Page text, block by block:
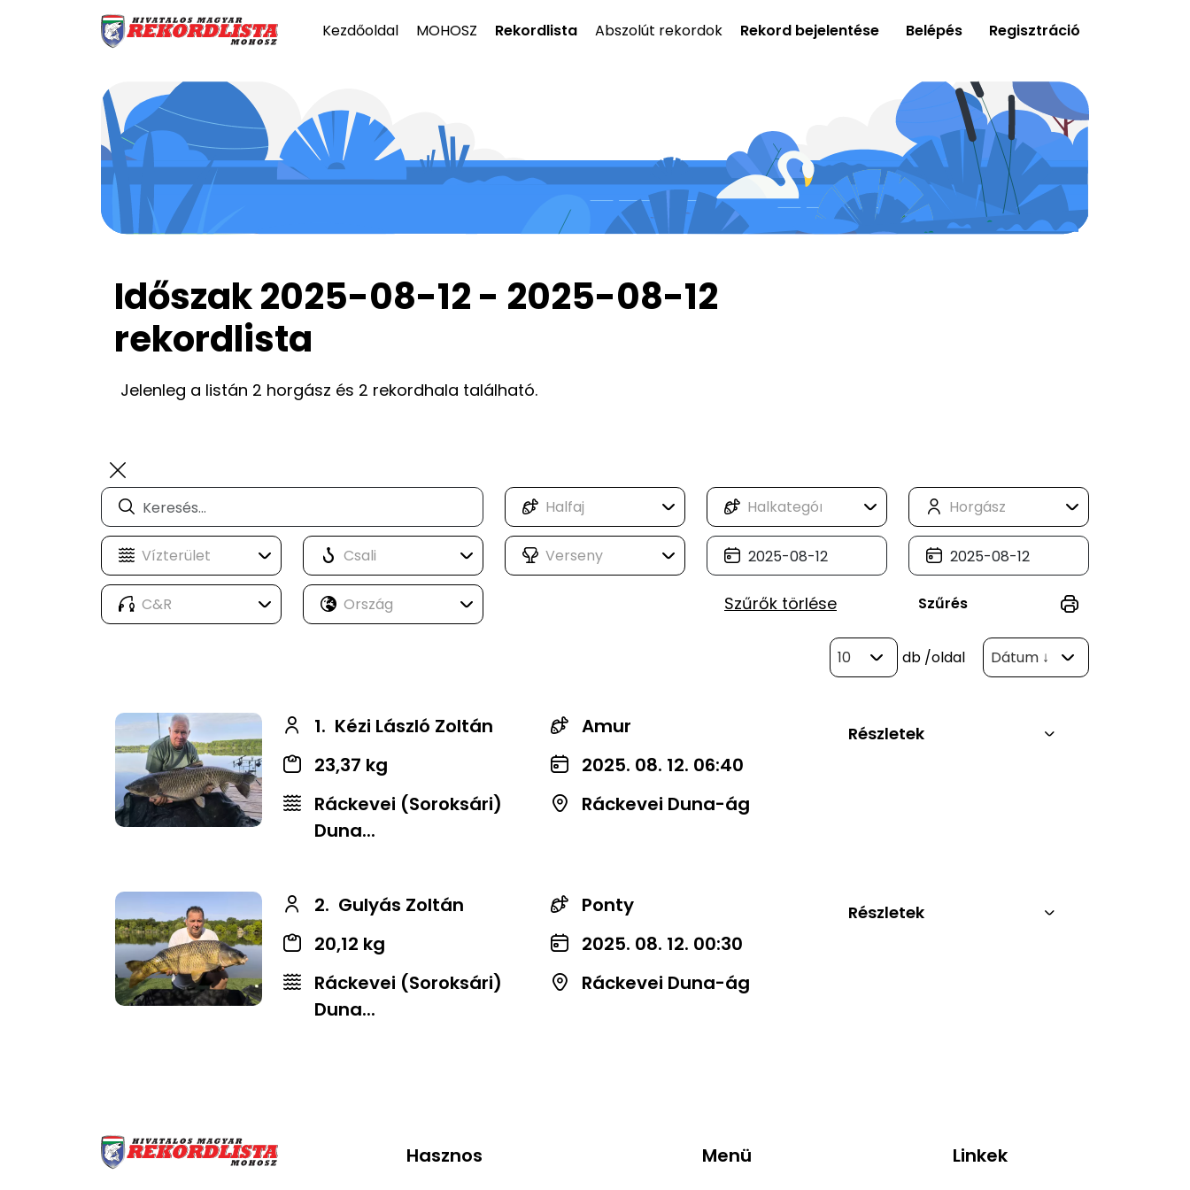
Kezdőoldal MOHOSZ Rekordlista Abszolút rekordok Rekord bejelentése Belépés Regisztráció
Időszak 2025-08-12 - 2025-08-12
rekordlista
Jelenleg a listán 2 horgász és 2 rekordhala található.
Szűrők törlése Szűrés
10 db /oldal Dátum ↓
1. Kézi László Zoltán
Amur
23,37 kg
2025. 08. 12. 06:40
Ráckevei (Soroksári)
Duna...
Ráckevei Duna-ág
Részletek
2. Gulyás Zoltán
Ponty
20,12 kg
2025. 08. 12. 00:30
Ráckevei (Soroksári)
Duna...
Ráckevei Duna-ág
Részletek
Hasznos Menü Linkek